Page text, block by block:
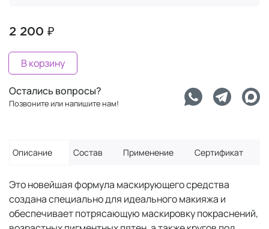
2 200 ₽
В корзину
Остались вопросы?
Позвоните или напишите нам!
Описание Состав Применение Сертификат
Это новейшая формула маскирующего средства
создана специально для идеального макияжа и
обеспечивает потрясающую маскировку покраснений,